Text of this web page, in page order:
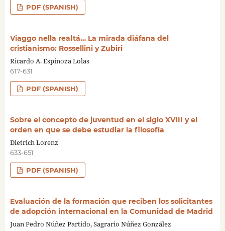
PDF (SPANISH)
Viaggo nella realtá… La mirada diáfana del
cristianismo: Rossellini y Zubiri
Ricardo A. Espinoza Lolas
617-631
PDF (SPANISH)
Sobre el concepto de juventud en el siglo XVIII y el
orden en que se debe estudiar la filosofía
Dietrich Lorenz
633-651
PDF (SPANISH)
Evaluación de la formación que reciben los solicitantes
de adopción internacional en la Comunidad de Madrid
Juan Pedro Núñez Partido, Sagrario Núñez González